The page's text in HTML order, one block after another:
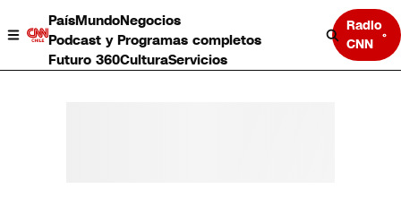
PaísMundoNegocios
Podcast y Programas completos
Futuro 360CulturaServicios
Radio
CNN